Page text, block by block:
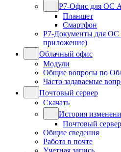
Р7-Офис для ОС
Планшет
Смартфон
Р7-Документы для ОС
приложение)
Облачный офис
Модули
Общие вопросы по
Часто задаваемые
Почтовый сервер
Скачать
История
Почтовый
Общие сведения
Работа в почте
Учетная запись